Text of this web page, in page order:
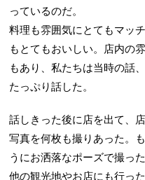
っているのだ。
料理も雰囲気にとてもマッ
もとてもおいしい。店内の
もあり、私たちは当時の話
たっぷり話した。
話しきった後に店を出て、
写真を何枚も撮りあった。
うにお洒落なポーズで撮った
他の観光地やお店にも行っ